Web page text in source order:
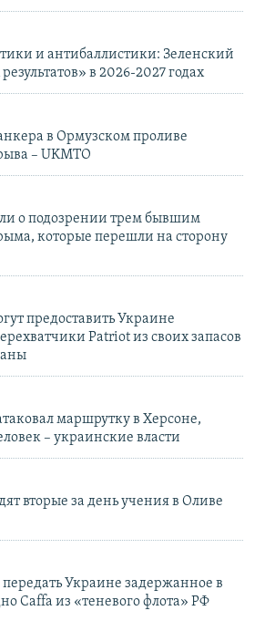
и антибаллистики: Зеленский
в 2026-2027 годах
в Ормузском проливе
– UKMTO
о подозрении трем бывшим
которые перешли на сторону
предоставить Украине
Patriot из своих запасов
маршрутку в Херсоне,
– украинские власти
вторые за день учения в Оливе
Украине задержанное в
Caffa из «теневого флота» РФ